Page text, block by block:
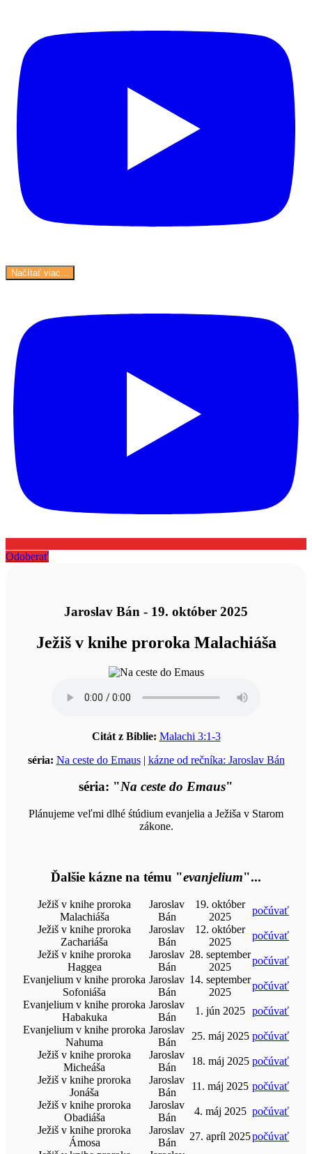
Načítať viac...
Odoberať
Jaroslav Bán - 19. október 2025
Ježiš v knihe proroka Malachiáša
Citát z Biblie: Malachi 3:1-3
séria: Na ceste do Emaus| kázne od rečníka: Jaroslav Bán
séria: "Na ceste do Emaus"
Plánujeme veľmi dlhé śtúdium evanjelia a Ježiša v Starom
zákone.
Ďalšie kázne na tému "evanjelium"...
Ježiš v knihe proroka
Malachiáša
Jaroslav
Bán
19. október
2025
počúvať
Ježiš v knihe proroka
Zachariáša
Jaroslav
Bán
12. október
2025
počúvať
Ježiš v knihe proroka
Haggea
Jaroslav
Bán
28. september
2025
počúvať
Evanjelium v knihe proroka
Sofoniáša
Jaroslav
Bán
14. september
2025
počúvať
Evanjelium v knihe proroka
Habakuka
Jaroslav
Bán
1. jún 2025 počúvať
Evanjelium v knihe proroka
Nahuma
Jaroslav
Bán
25. máj 2025 počúvať
Ježiš v knihe proroka
Micheáša
Jaroslav
Bán
18. máj 2025 počúvať
Ježiš v knihe proroka
Jonáša
Jaroslav
Bán
11. máj 2025 počúvať
Ježiš v knihe proroka
Obadiáša
Jaroslav
Bán
4. máj 2025 počúvať
Ježiš v knihe proroka
Ámosa
Jaroslav
Bán
27. apríl 2025počúvať